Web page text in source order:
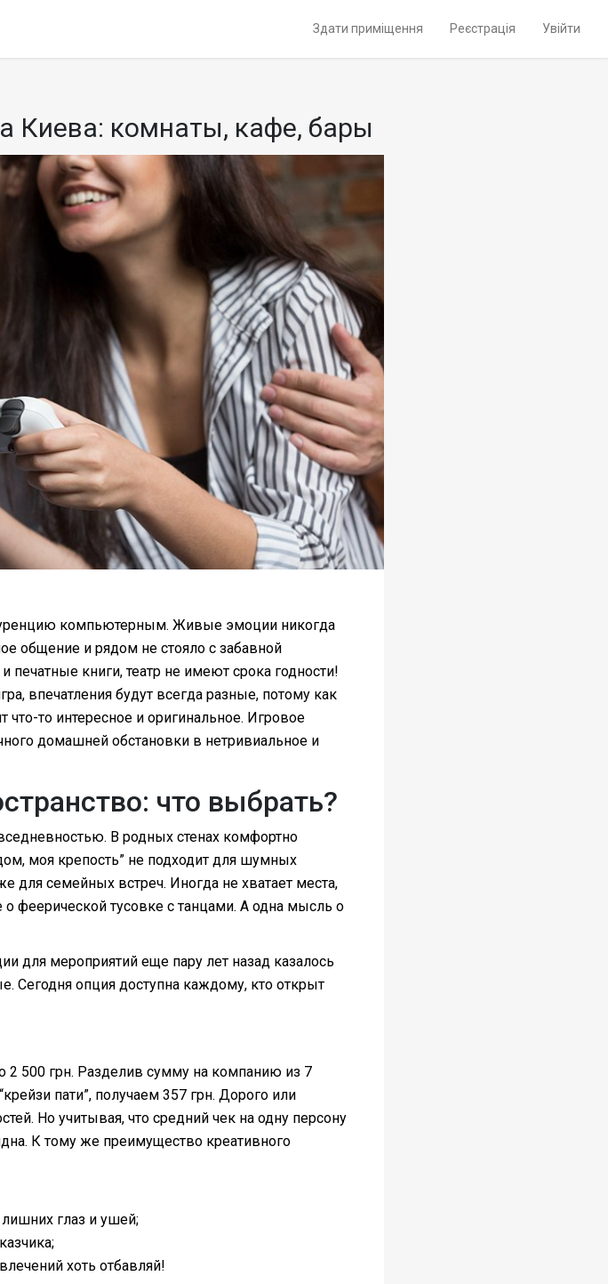
Здати приміщення Реєстрація Увійти
Киева: комнаты, кафе, бары
компьютерным. Живые эмоции никогда
общение и рядом не стояло с забавной
печатные книги, театр не имеют срока годности!
впечатления будут всегда разные, потому как
то интересное и оригинальное. Игровое
домашней обстановки в нетривиальное и
что выбрать?
В родных стенах комфортно
моя крепость” не подходит для шумных
для семейных встреч. Иногда не хватает места,
о феерической тусовке с танцами. А одна мысль о
для мероприятий еще пару лет назад казалось
Сегодня опция доступна каждому, кто открыт
2 500 грн. Разделив сумму на компанию из 7
пати”, получаем 357 грн. Дорого или
Но учитывая, что средний чек на одну персону
К тому же преимущество креативного
глаз и ушей;
хоть отбавляй!